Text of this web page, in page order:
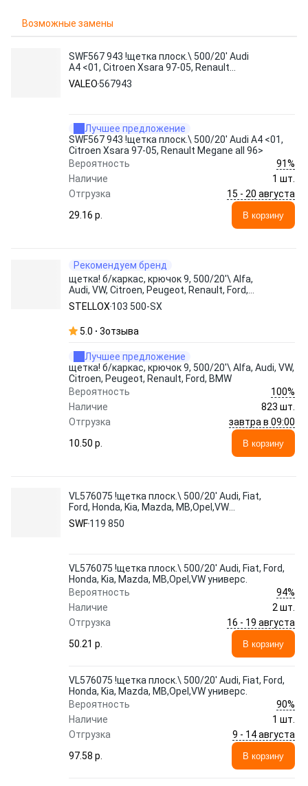
Возможные замены
SWF567 943 !щетка плоск.\ 500/20' Audi
A4 <01, Citroen Xsara 97-05, Renault
Megane all 96>
VALEO 567943
Лучшее предложение
SWF567 943 !щетка плоск.\ 500/20' Audi A4 <01,
Citroen Xsara 97-05, Renault Megane all 96>
Вероятность
91%
Наличие
1 шт.
Отгрузка
15 - 20 августа
29.16 p.
В корзину
Рекомендуем бренд
щетка! б/каркас, крючок 9, 500/20'\ Alfa,
Audi, VW, Citroen, Peugeot, Renault, Ford,
BMW
STELLOX 103 500-SX
5.0 3отзыва
Лучшее предложение
щетка! б/каркас, крючок 9, 500/20'\ Alfa, Audi, VW,
Citroen, Peugeot, Renault, Ford, BMW
Вероятность
100%
Наличие
823 шт.
Отгрузка
завтра в 09:00
10.50 p.
В корзину
VL576075 !щетка плоск.\ 500/20' Audi, Fiat,
Ford, Honda, Kia, Mazda, MB,Opel,VW
универс.
SWF119 850
VL576075 !щетка плоск.\ 500/20' Audi, Fiat, Ford,
Honda, Kia, Mazda, MB,Opel,VW универс.
Вероятность
94%
Наличие
2 шт.
Отгрузка
16 - 19 августа
50.21 p.
В корзину
VL576075 !щетка плоск.\ 500/20' Audi, Fiat, Ford,
Honda, Kia, Mazda, MB,Opel,VW универс.
Вероятность
90%
Наличие
1 шт.
Отгрузка
9 - 14 августа
97.58 p.
В корзину